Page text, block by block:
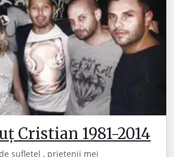
Cristian 1981-2014
sufletel , prietenii mei